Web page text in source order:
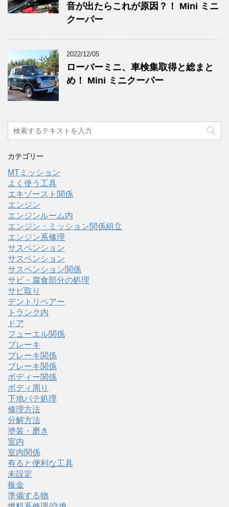
音が出たらこれが原因？！ Mini ミニ
クーパー
2022/12/05
ローバーミニ、車検集取得と総まと
め！ Mini ミニクーパー
カテゴリー
MTミッション
よく使う工具
エキゾースト関係
エンジン
エンジンルーム内
エンジン・ミッション関係組立
エンジン系修理
サスペンション
サスペンション
サスペンション関係
サビ・腐食部分の処理
サビ取り
デントリペアー
トランク内
ドア
フューエル関係
ブレーキ
ブレーキ関係
ブレーキ関係
ボディー関係
ボディ周り
下地パテ処理
修理方法
分解方法
塗装・磨き
室内
室内関係
有ると便利な工具
未設定
板金
準備する物